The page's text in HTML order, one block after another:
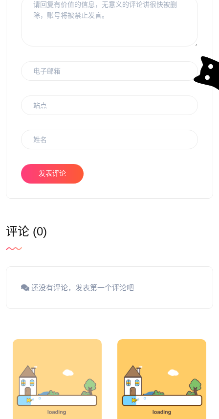
发表评论
评论 (0)
还没有评论，发表第一个评论吧